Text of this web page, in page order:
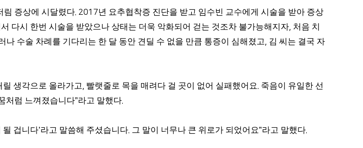
림 증상에 시달렸다. 2017년 요추협착증 진단을 받고 임수빈 교수에게 시술을 받아 증상
다시 한번 시술을 받았으나 상태는 더욱 악화되어 걷는 것조차 불가능해지자, 처음 치
나 수술 차례를 기다리는 한 달 동안 견딜 수 없을 만큼 통증이 심해졌고, 김 씨는 결국 자
생각으로 올라가고, 빨랫줄로 목을 매려다 걸 곳이 없어 실패했어요. 죽음이 유일한 선
처럼 느껴졌습니다”라고 말했다.
될 겁니다’라고 말씀해 주셨습니다. 그 말이 너무나 큰 위로가 되었어요”라고 말했다.